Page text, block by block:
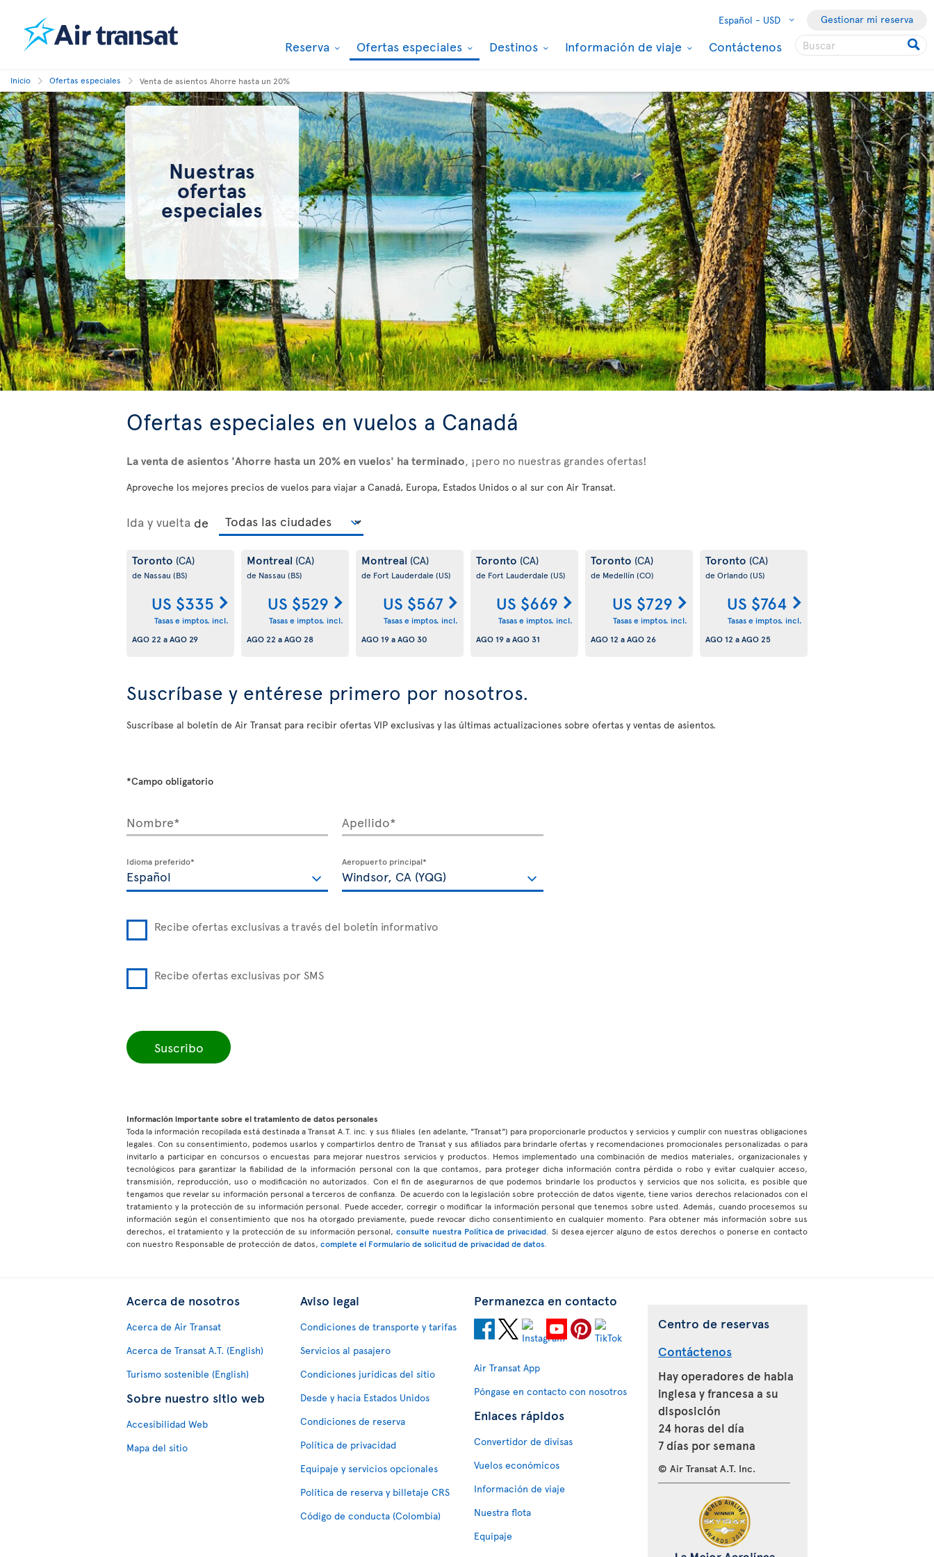
Español - USD Gestionar mi reserva
Reserva Ofertas especiales Destinos Información de viaje Contáctenos
Inicio Ofertas especiales Venta de asientos Ahorre hasta un 20%
Nuestras
ofertas
especiales
Ofertas especiales en vuelos a Canadá
La venta de asientos 'Ahorre hasta un 20% en vuelos' ha terminado, ¡pero no nuestras grandes ofertas!
Aproveche los mejores precios de vuelos para viajar a Canadá, Europa, Estados Unidos o al sur con Air Transat.
Ida y vuelta de
Toronto (CA)
de Nassau (BS)
US $335
Tasas e imptos. incl.
AGO 22 aAGO 29
Montreal (CA)
de Nassau (BS)
US $529
Tasas e imptos. incl.
AGO 22 aAGO 28
Montreal (CA)
de Fort Lauderdale (US)
US $567
Tasas e imptos. incl.
AGO 19aAGO 30
Toronto (CA)
de Fort Lauderdale (US)
US $669
Tasas e imptos. incl.
AGO 19aAGO 31
Toronto (CA)
de Medellín (CO)
US $729
Tasas e imptos. incl.
AGO 12 aAGO 26
Toronto (CA)
de Orlando(US)
US $764
Tasas e imptos. incl.
AGO 12 aAGO 25
Suscríbase y entérese primero por nosotros.
Suscríbase al boletín de Air Transat para recibir ofertas VIP exclusivas y las últimas actualizaciones sobre ofertas y ventas de asientos.
*Campo obligatorio
Nombre* Apellido*
Idioma preferido* Aeropuerto principal*
Recibe ofertas exclusivas a través del boletín informativo
Recibe ofertas exclusivas por SMS
Suscribo
Información importante sobre el tratamiento de datos personales
Toda la información recopilada está destinada a Transat A.T. inc. y sus filiales (en adelante, "Transat") para proporcionarle productos y servicios y cumplir con nuestras obligaciones
legales. Con su consentimiento, podemos usarlos y compartirlos dentro de Transat y sus afiliados para brindarle ofertas y recomendaciones promocionales personalizadas o para
invitarlo a participar en concursos o encuestas para mejorar nuestros servicios y productos. Hemos implementado una combinación de medios materiales, organizacionales y
tecnológicos para garantizar la fiabilidad de la información personal con la que contamos, para proteger dicha información contra pérdida o robo y evitar cualquier acceso,
transmisión, reproducción, uso o modificación no autorizados. Con el fin de asegurarnos de que podemos brindarle los productos y servicios que nos solicita, es posible que
tengamos que revelar su información personal a terceros de confianza. De acuerdo con la legislación sobre protección de datos vigente, tiene varios derechos relacionados con el
tratamiento y la protección de su información personal. Puede acceder, corregir o modificar la información personal que tenemos sobre usted. Además, cuando procesemos su
información según el consentimiento que nos ha otorgado previamente, puede revocar dicho consentimiento en cualquier momento. Para obtener más información sobre sus
derechos, el tratamiento y la protección de su información personal,consulte nuestra Política de privacidad . Si desea ejercer alguno de estos derechos o ponerse en contacto
con nuestro Responsable de protección de datos, complete el Formulario de solicitud de privacidad de datos
Acerca de nosotros
Acerca de Air Transat
Acerca de Transat A.T. (English)
Turismo sostenible (English)
Sobre nuestro sitio web
Accesibilidad Web
Mapa del sitio
Aviso legal
Condiciones de transporte y tarifas
Servicios al pasajero
Condiciones jurídicas del sitio
Desde y hacia Estados Unidos
Condiciones de reserva
Política de privacidad
Equipaje y servicios opcionales
Política de reserva y billetaje CRS
Código de conducta (Colombia)
Permanezca en contacto
Air Transat App
Póngase en contacto con nosotros
Enlaces rápidos
Convertidor de divisas
Vuelos económicos
Información de viaje
Nuestra flota
Equipaje
Centro de reservas
Contáctenos
Hay operadores de habla
inglesa y francesa a su
disposición
24 horas del día
7 días por semana
© Air Transat A.T. Inc.